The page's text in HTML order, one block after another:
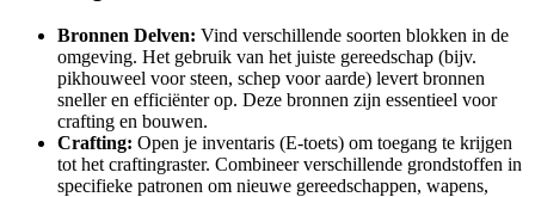
Bronnen Delven: Vind verschillende soorten blokken in de
omgeving. Het gebruik van het juiste gereedschap (bijv.
pikhouweel voor steen, schep voor aarde) levert bronnen
sneller en efficiënter op. Deze bronnen zijn essentieel voor
crafting en bouwen.
Crafting: Open je inventaris (E-toets) om toegang te krijgen
tot het craftingraster. Combineer verschillende grondstoffen in
specifieke patronen om nieuwe gereedschappen, wapens,